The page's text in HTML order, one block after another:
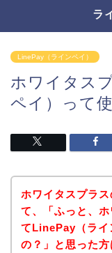
ラ
LinePay（ラインペイ）
ホワイタス
ペイ）って
ホワイタスプラ
て、「ふっと、
てLinePay（ライ
の？」と思った